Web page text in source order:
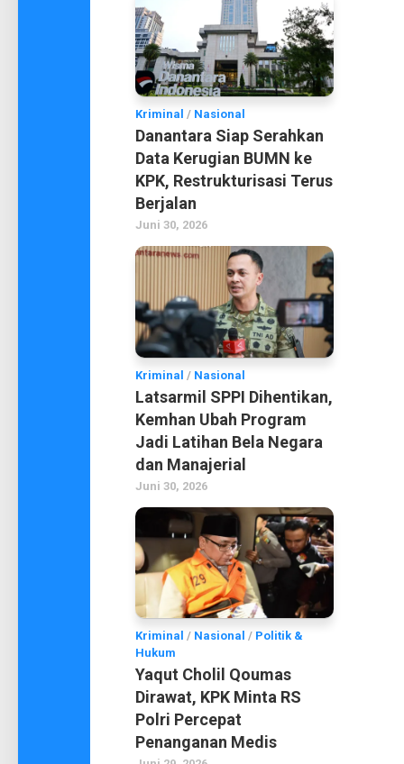
Kriminal / Nasional
Danantara Siap Serahkan
Data Kerugian BUMN ke
KPK, Restrukturisasi Terus
Berjalan
Juni 30, 2026
Kriminal / Nasional
Latsarmil SPPI Dihentikan,
Kemhan Ubah Program
Jadi Latihan Bela Negara
dan Manajerial
Juni 30, 2026
Kriminal / Nasional / Politik &
Hukum
Yaqut Cholil Qoumas
Dirawat, KPK Minta RS
Polri Percepat
Penanganan Medis